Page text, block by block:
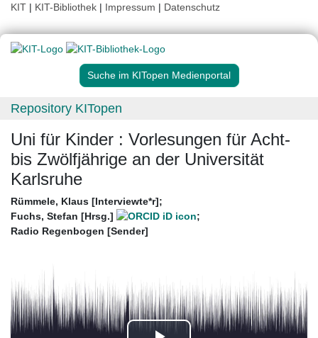
KIT | KIT-Bibliothek | Impressum | Datenschutz
Suche im KITopen Medienportal
Repository KITopen
Uni für Kinder : Vorlesungen für Acht-
bis Zwölfjährige an der Universität
Karlsruhe
Rümmele, Klaus [Interviewte*r];
Fuchs, Stefan [Hrsg.]
;
Radio Regenbogen [Sender]